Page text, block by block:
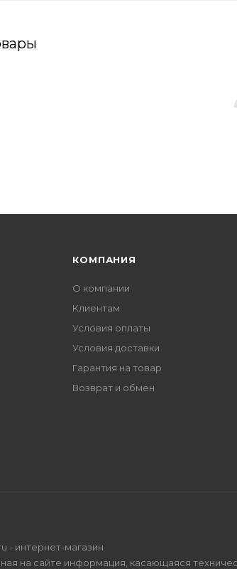
КОМПАНИЯ
О компании
Клиентам
Условия оплаты
Условия доставки
Гарантия на товар
Возврат и обмен
- интернет-магазин
на сайте информация, касающаяся